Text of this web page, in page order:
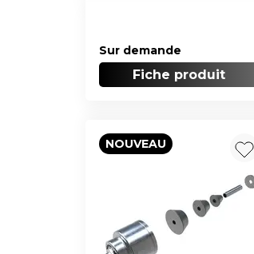
Sur demande
Fiche produit
NOUVEAU